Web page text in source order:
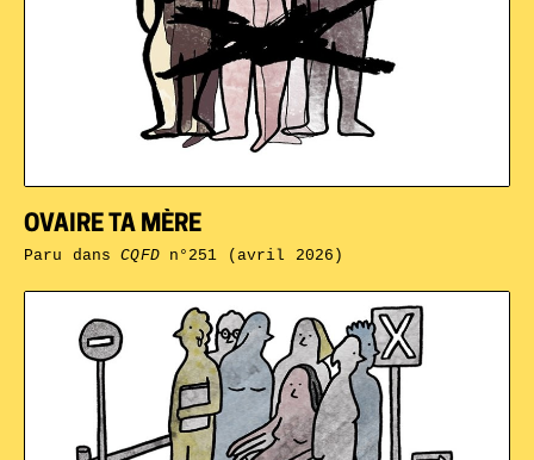
OVAIRE TA MÈRE
Paru dansCQFDn°251 (avril 2026)